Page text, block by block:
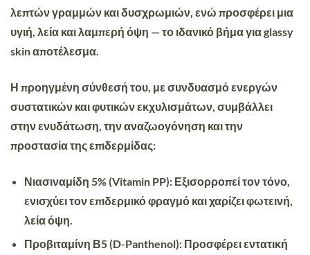
λεπτών γραμμών και δυσχρωμιών, ενώ προσφέρει μια
υγιή, λεία και λαμπερή όψη — το ιδανικό βήμα για glassy
skin αποτέλεσμα.
Η προηγμένη σύνθεσή του, με συνδυασμό ενεργών
συστατικών και φυτικών εκχυλισμάτων, συμβάλλει
στην ενυδάτωση, την αναζωογόνηση και την
προστασία της επιδερμίδας:
Νιασιναμίδη 5%(Vitamin PP): Εξισορροπεί τον τόνο,
ενισχύει τον επιδερμικό φραγμό και χαρίζει φωτεινή,
λεία όψη.
Προβιταμίνη Β5(D-Panthenol): Προσφέρει εντατική